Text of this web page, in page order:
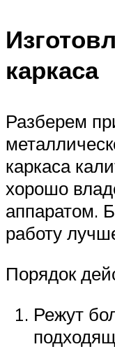
каркаса
Разберем
каркаса
хорошо
аппаратом.
работу
Порядок
Режут